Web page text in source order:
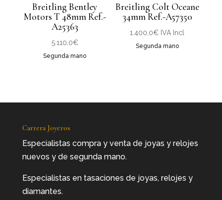
Breitling Bentley
Motors T 48mm Ref.-
A25363
5.110,0€
Segunda mano
Breitling Colt Oceane
34mm Ref.-A57350
1.400,0€ IVA Incl
Segunda mano
Carrera Joyeros
Especialistas compra y venta de joyas y relojes
nuevos y de segunda mano.
Especialistas en tasaciones de joyas, relojes y
diamantes.